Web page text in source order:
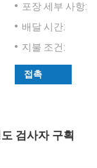
포장 세부 사항:
배달 시간:
지불 조건:
접촉
검사자 구획